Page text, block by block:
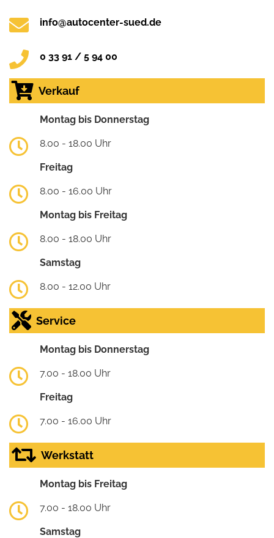
info@autocenter-sued.de
0 33 91 / 5 94 00
Verkauf
Montag bis Donnerstag
8.00 - 18.00 Uhr
Freitag
8.00 - 16.00 Uhr
Montag bis Freitag
8.00 - 18.00 Uhr
Samstag
8.00 - 12.00 Uhr
Service
Montag bis Donnerstag
7.00 - 18.00 Uhr
Freitag
7.00 - 16.00 Uhr
Werkstatt
Montag bis Freitag
7.00 - 18.00 Uhr
Samstag